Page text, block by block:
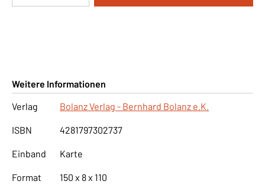
Weitere Informationen
Verlag
Bolanz Verlag - Bernhard Bolanz e.K.
ISBN 4281797302737
Einband Karte
Format 150 x 8 x 110